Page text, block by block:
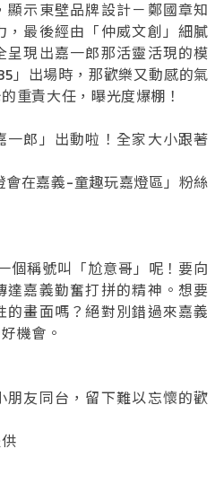
示東壁品牌設計－鄭國章知
，最後經由「仲威文創」細膩
呈現出嘉一郎那活靈活現的模
」出場時，那歡樂又動感的氣
重責大任，曝光度爆棚！
一郎」出動啦！全家大小跟著
在嘉義-童趣玩嘉燈區」粉絲
稱號叫「尬意哥」呢！要向
嘉義勤奮打拼的精神。想要
畫面嗎？絕對別錯過來嘉義
機會。
友同台，留下難以忘懷的歡